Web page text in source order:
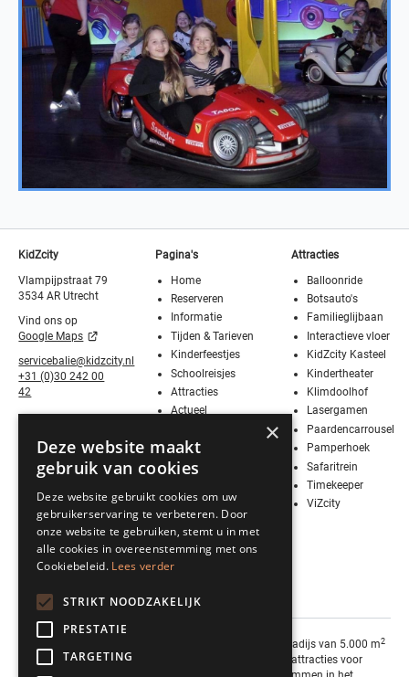
KidZcity
Vlampijpstraat 79
3534 AR Utrecht
Vind ons op
Google Maps
servicebalie@kidzcity.nl
+31 (0)30 242 00
42
Pagina's
Home
Reserveren
Informatie
Tijden & Tarieven
Kinderfeestjes
Schoolreisjes
Attracties
Actueel
Contact
Vier Sinterklaas!
KidZcity
Stage bij
KidZcity
BSO
Kleurplaten
Attracties
Balloonride
Botsauto's
Familieglijbaan
Interactieve vloer
KidZcity Kasteel
Kindertheater
Klimdoolhof
Lasergamen
Paardencarrousel
Pamperhoek
Safaritrein
Timekeeper
ViZcity
KidZcity is een indoor speelparadijs van 5.000 m2
boordevol toffe en spannende attracties voor
×
Deze website maakt
gebruik van cookies
Deze website gebruikt cookies om uw
gebruikerservaring te verbeteren. Door
onze website te gebruiken, stemt u in met
alle cookies in overeenstemming met ons
Cookiebeleid. Lees verder
STRIKT NOODZAKELIJK
PRESTATIE
TARGETING